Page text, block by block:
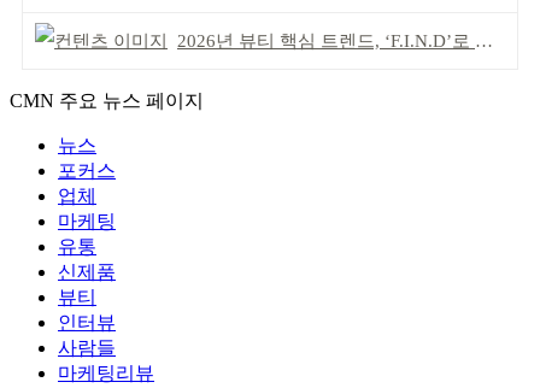
2026년 뷰티 핵심 트렌드, ‘F.I.N.D’로 읽는다
CMN 주요 뉴스 페이지
뉴스
포커스
업체
마케팅
유통
신제품
뷰티
인터뷰
사람들
마케팅리뷰